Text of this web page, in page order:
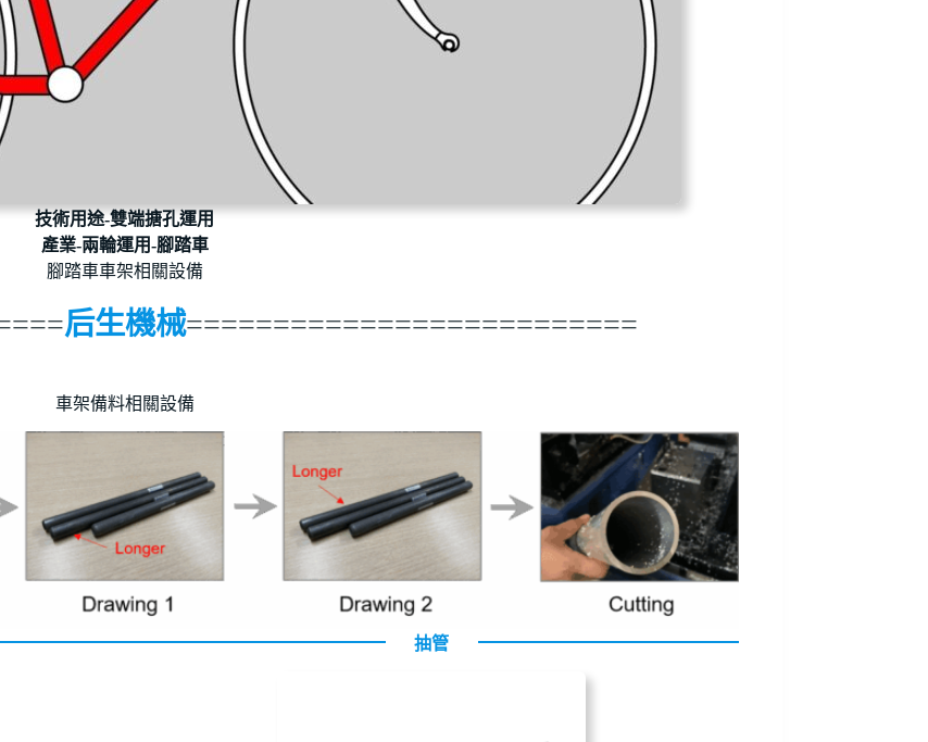
技術用途-雙端搪孔運用
產業-兩輪運用-腳踏車
腳踏車車架相關設備
后生機械==========================
車架備料相關設備
抽管